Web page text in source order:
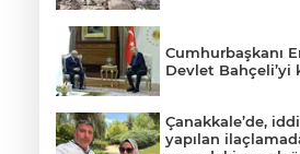
Cumhurbaşkanı
Devlet Bahçeli’yi
Çanakkale’de,
yapılan